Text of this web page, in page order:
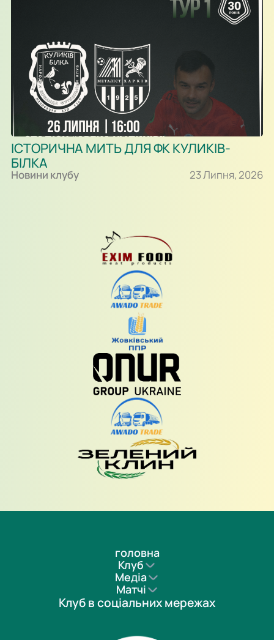
ІСТОРИЧНА МИТЬ ДЛЯ ФК КУЛИКІВ-
БІЛКА
Новини клубу 23 Липня, 2026
головна
Клуб
Медіа
Матчі
Клуб в соціальних мережах